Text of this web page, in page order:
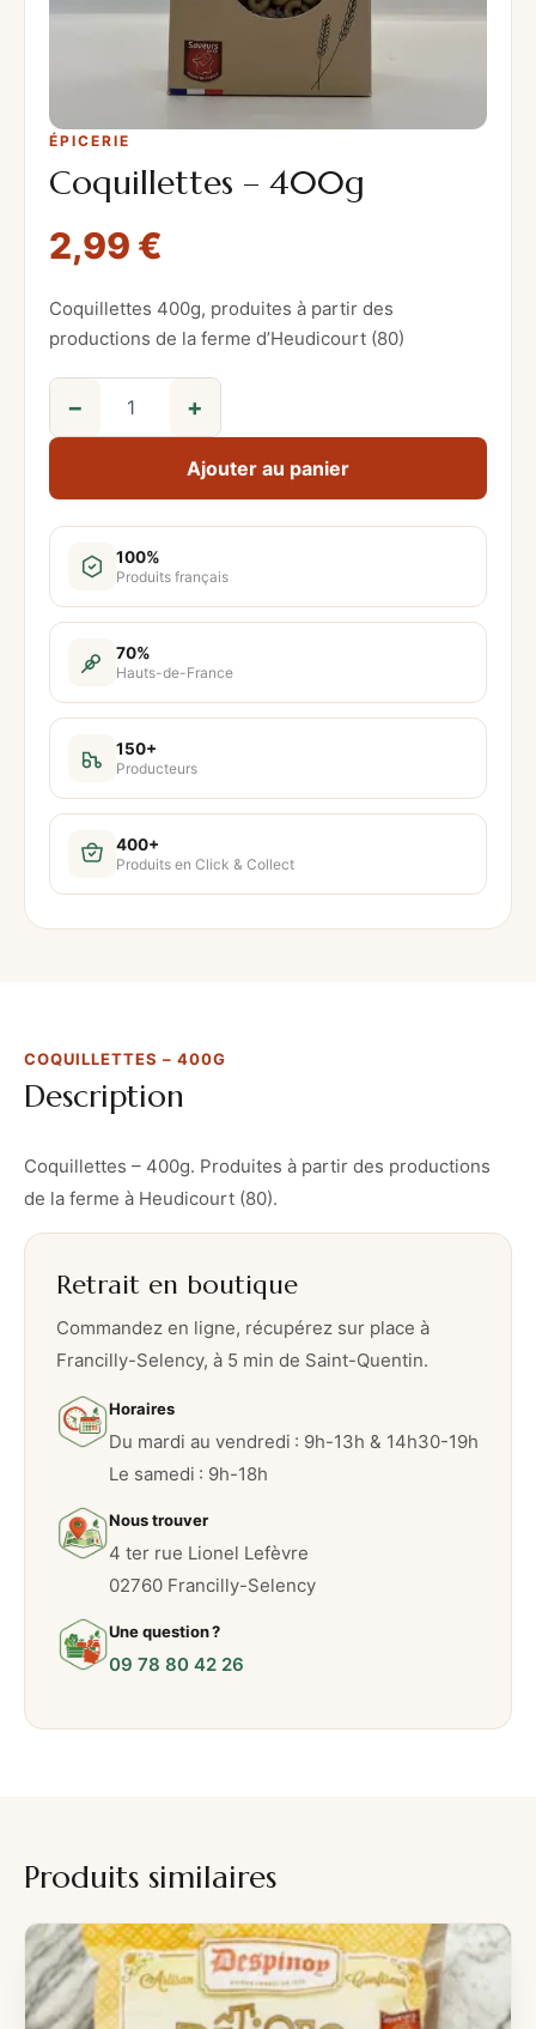
ÉPICERIE
Coquillettes – 400g
2,99 €
Coquillettes 400g, produites à partir des
productions de la ferme d’Heudicourt (80)
u
a
q
e
s
4
0
0
− +
Ajouter au panier
100%
Produits français
70%
Hauts-de-France
150+
Producteurs
400+
Produits en Click & Collect
COQUILLETTES – 400G
Description
Coquillettes – 400g. Produites à partir des productions
de la ferme à Heudicourt (80).
Retrait en boutique
Commandez en ligne, récupérez sur place à
Francilly-Selency, à 5 min de Saint-Quentin.
Horaires
Du mardi au vendredi : 9h-13h & 14h30-19h
Le samedi : 9h-18h
Nous trouver
4 ter rue Lionel Lefèvre
02760 Francilly-Selency
Une question ?
09 78 80 42 26
Produits similaires